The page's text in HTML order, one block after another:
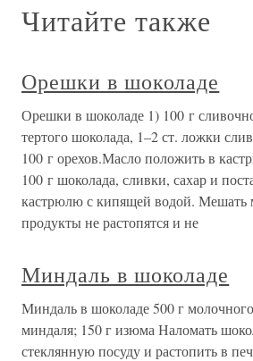
Читайте также
Орешки в шоколаде
Орешки в шоколаде 1) 100 г
тертого шоколада, 1–2 ст. ложки
100 г орехов.Масло положить в
100 г шоколада, сливки, сахар и
кастрюлю с кипящей водой. Мешать
продукты не растопятся и не
Миндаль в шоколаде
Миндаль в шоколаде 500 г
миндаля; 150 г изюма Наломать
стеклянную посуду и растопить в